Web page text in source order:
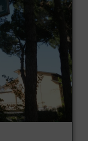
zwischen Cervia
um einen
Romagnola zu
für Familien, die den
möchten, ohne im
der die Gegend prägt.